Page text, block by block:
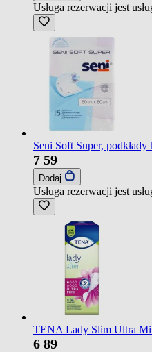
Usługa rezerwacji jest
Seni Soft Super,
7 59
Dodaj
Usługa rezerwacji jest
TENA Lady Slim Ultra
6 89